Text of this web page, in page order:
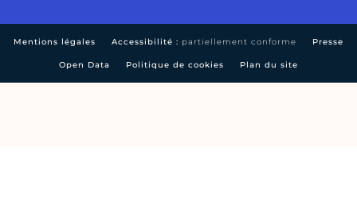
Mentions légales Accessibilité : partiellement conforme Presse
Open Data Politique de cookies Plan du site